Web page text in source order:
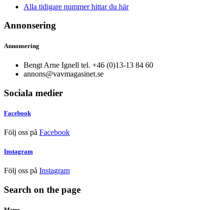
Alla tidigare nummer hittar du här
Annonsering
Annonsering
Bengt Arne Ignell tel. +46 (0)13-13 84 60
annons@vavmagasinet.se
Sociala medier
Facebook
Följ oss på Facebook
Instagram
Följ oss på Instagram
Search on the page